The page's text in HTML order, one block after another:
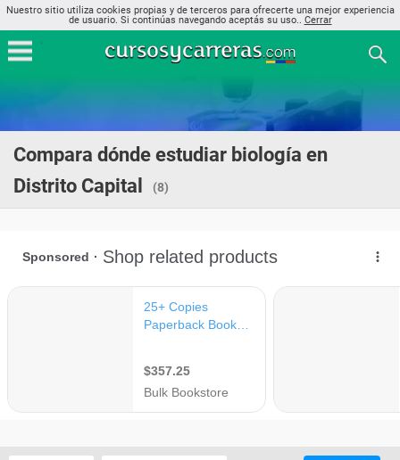
Nuestro sitio utiliza cookies propias y de terceros para ofrecerte una mejor experiencia
de usuario. Si continúas navegando aceptás su uso.. Cerrar
Compara dónde estudiar biología en
Distrito Capital
(8)